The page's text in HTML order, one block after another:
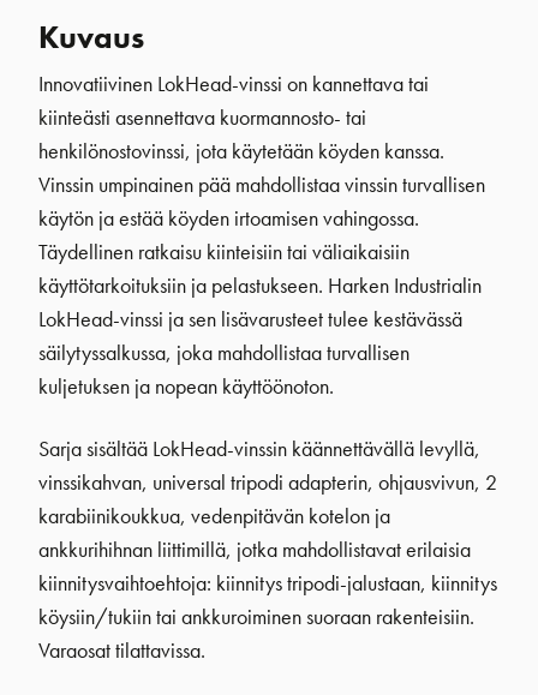
Kuvaus
Innovatiivinen LokHead-vinssi on kannettava tai
kiinteästi asennettava kuormannosto- tai
henkilönostovinssi, jota käytetään köyden kanssa.
Vinssin umpinainen pää mahdollistaa vinssin turvallisen
käytön ja estää köyden irtoamisen vahingossa.
Täydellinen ratkaisu kiinteisiin tai väliaikaisiin
käyttötarkoituksiin ja pelastukseen. Harken Industrialin
LokHead-vinssi ja sen lisävarusteet tulee kestävässä
säilytyssalkussa, joka mahdollistaa turvallisen
kuljetuksen ja nopean käyttöönoton.
Sarja sisältää LokHead-vinssin käännettävällä levyllä,
vinssikahvan, universal tripodi adapterin, ohjausvivun, 2
karabiinikoukkua, vedenpitävän kotelon ja
ankkurihihnan liittimillä, jotka mahdollistavat erilaisia ​​
kiinnitysvaihtoehtoja: kiinnitys tripodi-jalustaan, kiinnitys
köysiin/tukiin tai ankkuroiminen suoraan rakenteisiin.
Varaosat tilattavissa.